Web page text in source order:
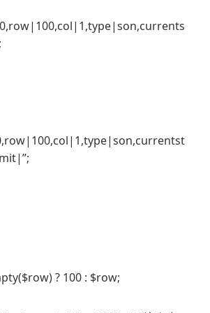
? 100 : $row;